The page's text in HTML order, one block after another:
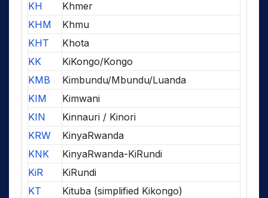
KH
Khmer
KHM
Khmu
KHT
Khota
KK
KiKongo/Kongo
KMB
Kimbundu/Mbundu/Luanda
KIM
Kimwani
KIN
Kinnauri / Kinori
KRW
KinyaRwanda
KNK
KinyaRwanda-KiRundi
KiR
KiRundi
KT
Kituba (simplified Kikongo)